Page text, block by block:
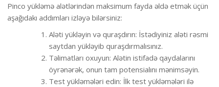
Pinco yükləmə alətlərindən maksimum fayda əldə etmək üçün
aşağıdakı addımları izləyə bilərsiniz:
Aləti yükləyin və quraşdırın: İstədiyiniz aləti rəsmi
saytdan yükləyib quraşdırmalısınız.
Təlimatları oxuyun: Alətin istifadə qaydalarını
öyrənərək, onun tam potensialını mənimsəyin.
Test yükləmələri edin: İlk test yükləmələri ilə